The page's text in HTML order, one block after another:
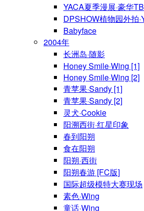
YACA夏季漫展·豪华
DPSHOW植物园外拍
Babyface
2004年
长洲岛·随影
Honey Smile·Wing [1]
Honey Smile·Wing [2]
青苹果·Sandy [1]
青苹果·Sandy [2]
灵犬·Cookie
阳溯西街·红星印象
春到阳朔
食在阳朔
阳朔·西街
阳朔春游 [FC版]
国际超级模特大赛现场
素色·Wing
童话·Wing